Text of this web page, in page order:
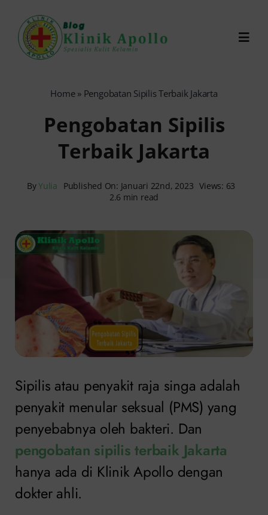
content
0821-1099-9870
Home» Pengobatan Sipilis Terbaik Jakarta
Pengobatan Sipilis
Terbaik Jakarta
ByYulia Published On: Januari 22nd, 2023 Views: 63
2.6 min read
Sipilis atau penyakit raja singa adalah
penyakit menular seksual (PMS) yang
penyebabnya oleh bakteri. Dan
pengobatan sipilis terbaik Jakarta
hanya ada di Klinik Apollo dengan
dokter ahli.